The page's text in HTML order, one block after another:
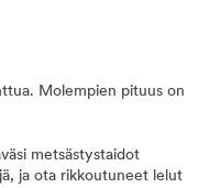
Molempien pituus on
metsästystaidot
ja ota rikkoutuneet lelut